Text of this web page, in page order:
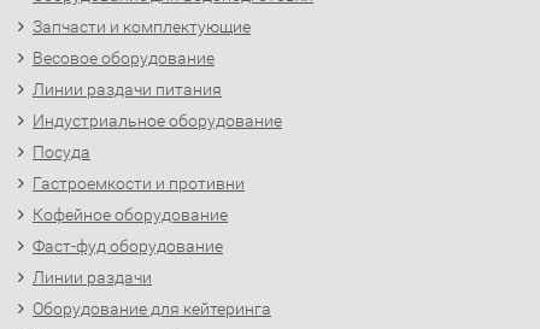
Запчасти и комплектующие
Весовое оборудование
Линии раздачи питания
Индустриальное оборудование
Посуда
Гастроемкости и противни
Кофейное оборудование
Фаст-фуд оборудование
Линии раздачи
Оборудование для кейтеринга